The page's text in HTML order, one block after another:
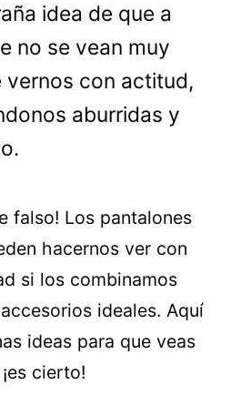
idea de que a
no se vean muy
vernos con actitud,
aburridas y
falso! Los pantalones
hacernos ver con
si los combinamos
ideales. Aquí
ideas para que veas
cierto!